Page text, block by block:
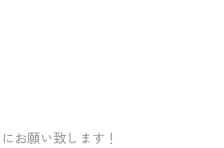
お願い致します！